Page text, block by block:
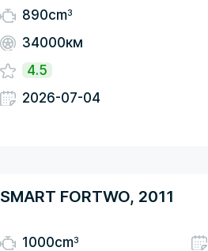
890cm3
34000км
4.5
2026-07-04
SMART FORTWO, 2011
1000cm3